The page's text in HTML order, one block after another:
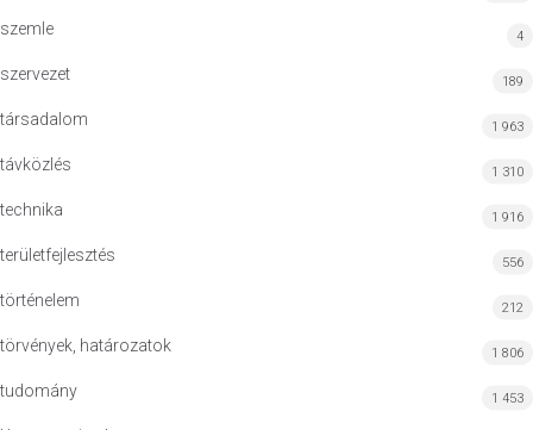
szemle 4
szervezet 189
társadalom 1 963
távközlés 1 310
technika 1 916
területfejlesztés 556
történelem 212
törvények, határozatok 1 806
tudomány 1 453